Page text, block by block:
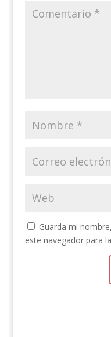
Guarda mi
este navegador para